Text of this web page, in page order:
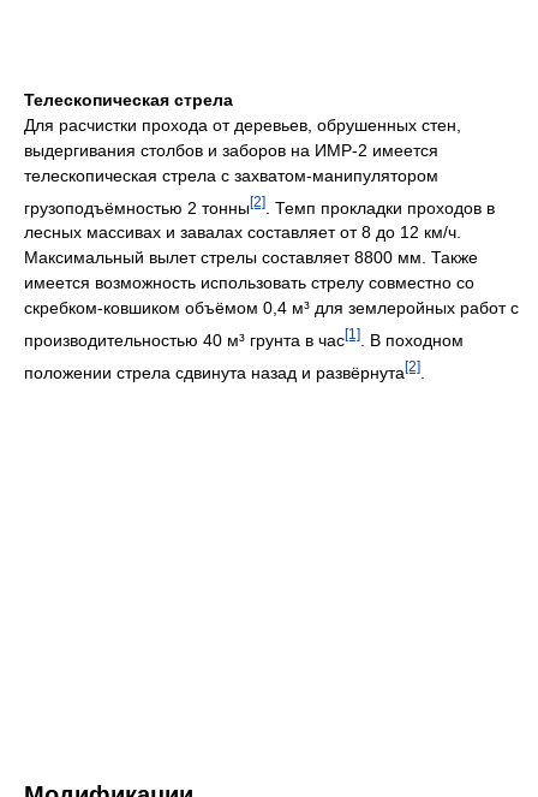
Телескопическая стрела
Для расчистки прохода от деревьев, обрушенных стен,
выдергивания столбов и заборов на ИМР-2 имеется
телескопическая стрела с захватом-манипулятором
грузоподъёмностью 2 тонны[2]
. Темп прокладки проходов в
лесных массивах и завалах составляет от 8 до 12 км/ч.
Максимальный вылет стрелы составляет 8800 мм. Также
имеется возможность использовать стрелу совместно со
скребком-ковшиком объёмом 0,4 м³ для землеройных работ с
производительностью 40 м³ грунта в час[1]
. В походном
положении стрела сдвинута назад и развёрнута[2]